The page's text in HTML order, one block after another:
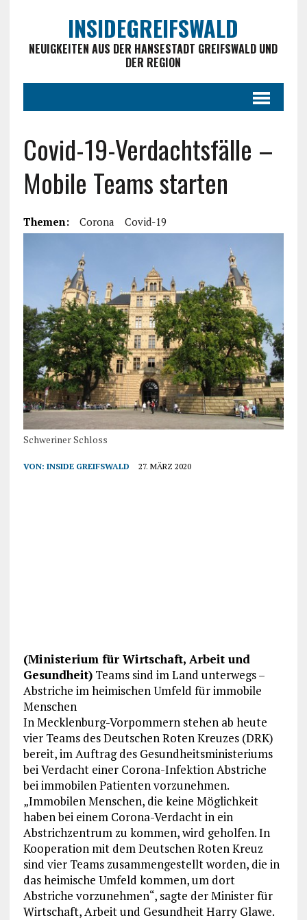
INSIDEGREIFSWALD
NEUIGKEITEN AUS DER HANSESTADT GREIFSWALD UND
DER REGION
Covid-19-Verdachtsfälle –
Mobile Teams starten
Themen: Corona Covid-19
Schweriner Schloss
VON: INSIDE GREIFSWALD 27. MÄRZ 2020
(Ministerium für Wirtschaft, Arbeit und
Gesundheit)Teams sind im Land unterwegs –
Abstriche im heimischen Umfeld für immobile
Menschen
In Mecklenburg-Vorpommern stehen ab heute
vier Teams des Deutschen Roten Kreuzes (DRK)
bereit, im Auftrag des Gesundheitsministeriums
bei Verdacht einer Corona-Infektion Abstriche
bei immobilen Patienten vorzunehmen.
„Immobilen Menschen, die keine Möglichkeit
haben bei einem Corona-Verdacht in ein
Abstrichzentrum zu kommen, wird geholfen. In
Kooperation mit dem Deutschen Roten Kreuz
sind vier Teams zusammengestellt worden, die in
das heimische Umfeld kommen, um dort
Abstriche vorzunehmen“, sagte der Minister für
Wirtschaft, Arbeit und Gesundheit Harry Glawe.